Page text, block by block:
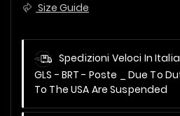
Size Guide
Spedizioni Veloci In
GLS - BRT - Poste _ Due To
To The USA Are Suspended